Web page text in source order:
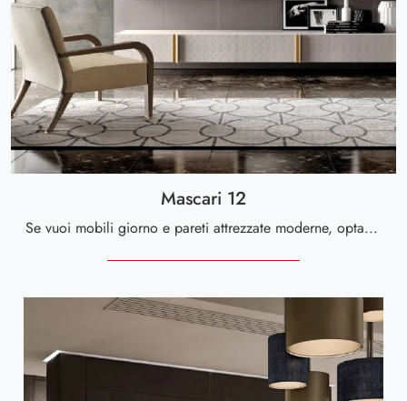
Mascari 12
Se vuoi mobili giorno e pareti attrezzate moderne, opta per il modello Mascari 12 di Valderamobili: clicca e scopri di più!